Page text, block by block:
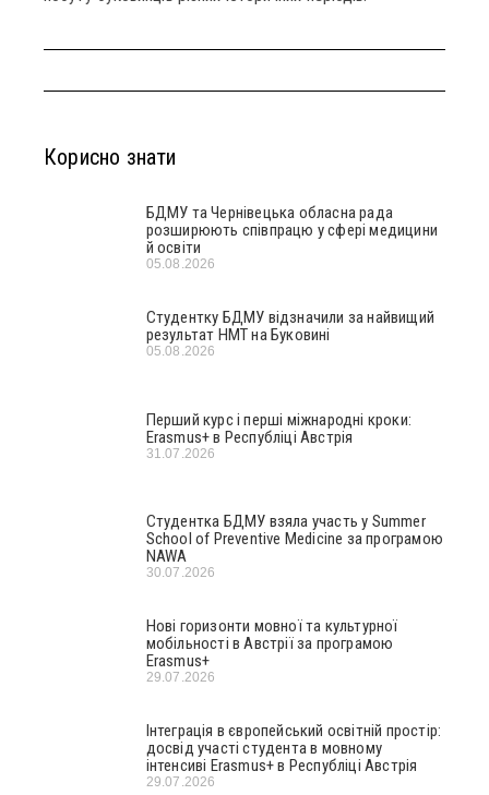
Корисно знати
БДМУ та Чернівецька обласна рада
розширюють співпрацю у сфері медицини
й освіти
05.08.2026
Студентку БДМУ відзначили за найвищий
результат НМТ на Буковині
05.08.2026
Перший курс і перші міжнародні кроки:
Erasmus+ в Республіці Австрія
31.07.2026
Студентка БДМУ взяла участь у Summer
School of Preventive Medicine за програмою
NAWA
30.07.2026
Нові горизонти мовної та культурної
мобільності в Австрії за програмою
Erasmus+
29.07.2026
Інтеграція в європейський освітній простір:
досвід участі студента в мовному
інтенсиві Erasmus+ в Республіці Австрія
29.07.2026